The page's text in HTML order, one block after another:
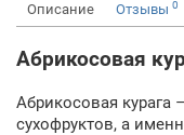
Описание Отзывы 0
Абрикосовая
Абрикосовая
сухофруктов, а